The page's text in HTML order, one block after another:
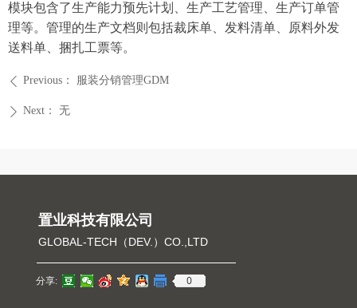
模块包含了生产能力预先计划、生产工艺管理、生产订单管
理等。管理的生产文档则包括裁床单、发料清单、原料外发
送料单、捆扎工票等。
ꄴ Previous： 服装分销管理GDM
ꄲ Next： 无
分享: 0
置业科技有限公司
GLOBAL-TECH（DEV.）CO.,LTD